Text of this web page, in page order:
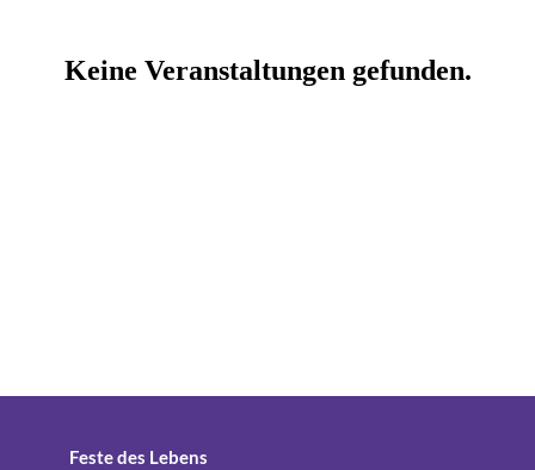
Feste des Lebens